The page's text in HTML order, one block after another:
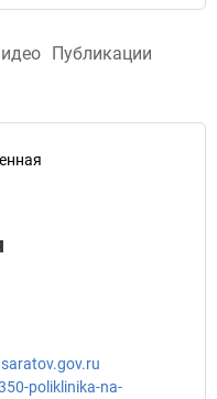
Публикации
poliklinika-na-